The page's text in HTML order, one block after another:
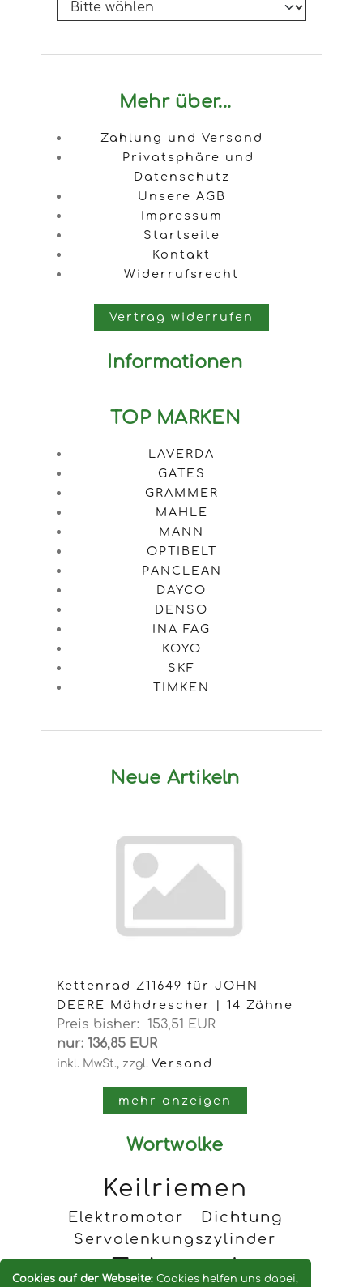
Cookies auf der Webseite:Cookies helfen uns dabei,
Mehr über...
Zahlung und Versand
Privatsphäre und
Datenschutz
Unsere AGB
Impressum
Startseite
Kontakt
Widerrufsrecht
Vertrag widerrufen
Informationen
TOP MARKEN
LAVERDA
GATES
GRAMMER
MAHLE
MANN
OPTIBELT
PANCLEAN
DAYCO
DENSO
INA FAG
KOYO
SKF
TIMKEN
Neue Artikeln
Kettenrad Z11649 für JOHN
DEERE Mähdrescher | 14 Zähne
Preis bisher: 153,51 EUR
nur: 136,85 EUR
inkl. MwSt., zzgl. Versand
mehr anzeigen
Wortwolke
Keilriemen
Elektromotor
Dichtung
Servolenkungszylinder
Zahnrad